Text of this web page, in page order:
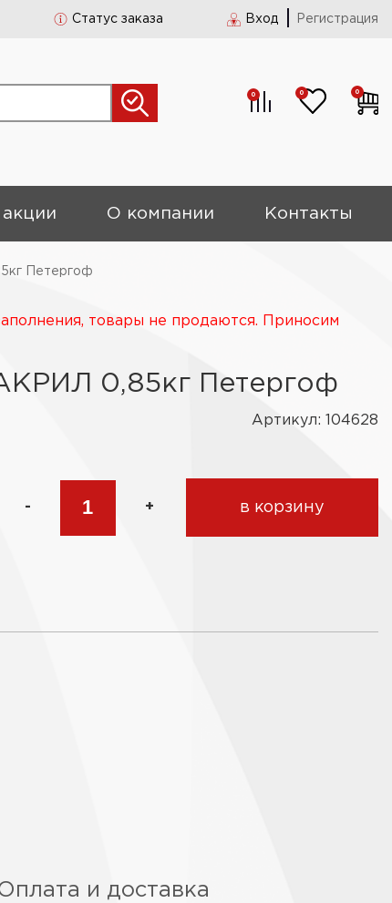
Статус заказа Вход Регистрация
0 0 0
О компании Контакты
Петергоф
товары не продаются. Приносим
0,85кг Петергоф
Артикул: 104628
- + в корзину
и доставка